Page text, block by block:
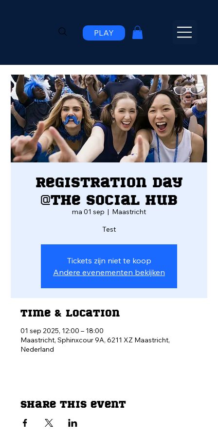
PLAY
Registration Day
@The Social Hub
ma 01 sep
  |
Maastricht
Test
Tickets zijn niet te koop
Andere evenementen bekijken
Time & Location
01 sep 2025, 12:00 – 18:00
Maastricht, Sphinxcour 9A, 6211 XZ Maastricht,
Nederland
Share this event